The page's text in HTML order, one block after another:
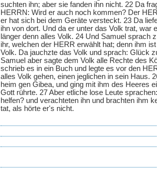
suchten ihn; aber sie fanden ihn nicht. 22 Da
HERRN: Wird er auch noch kommen? Der
er hat sich bei dem Geräte versteckt. 23 Da
ihn von dort. Und da er unter das Volk trat, war
länger denn alles Volk. 24 Und Samuel sprach
ihr, welchen der HERR erwählt hat; denn ihm
Volk. Da jauchzte das Volk und sprach: Glück
Samuel aber sagte dem Volk alle Rechte des
schrieb es in ein Buch und legte es vor den
alles Volk gehen, einen jeglichen in sein Haus.
heim gen Gibea, und ging mit ihm des Heeres
Gott rührte. 27 Aber etliche lose Leute
helfen? und verachteten ihn und brachten ihm
tat, als hörte er's nicht.